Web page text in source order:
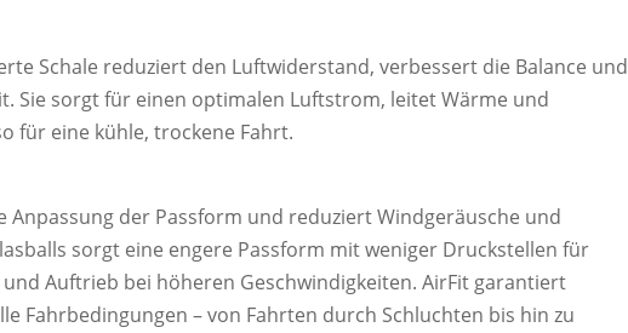
Schale reduziert den Luftwiderstand, verbessert die Balance und
Sie sorgt für einen optimalen Luftstrom, leitet Wärme und
für eine kühle, trockene Fahrt.
Anpassung der Passform und reduziert Windgeräusche und
sorgt eine engere Passform mit weniger Druckstellen für
Auftrieb bei höheren Geschwindigkeiten. AirFit garantiert
Fahrbedingungen – von Fahrten durch Schluchten bis hin zu